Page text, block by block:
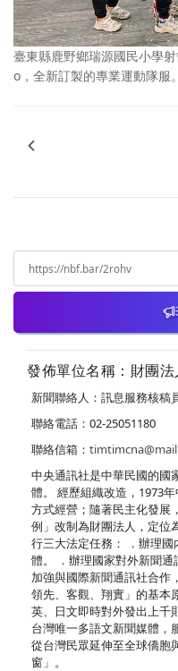
臺東縣鹿野鄉瑞源國民小學
o，全新訂製的專業運動隊服。
發佈單位名稱：財團
新聞聯絡人：訊息服務核稿
聯絡電話：02-25051180
聯絡信箱：
中央通訊社是中華民國的國
體。 經歷組織改造，1973
方式經營；隨著民主化發展
例」改制為財團法人，定位
行三大法定任務： ．辦理
體。 ．辦理國家對外新聞通
加強與國際新聞通訊社合作
領先、客觀、翔實」的基本
英、日文即時對外發出上千
台灣唯一多語文新聞媒體，
從台灣民眾延伸至全球僑胞
窗」。